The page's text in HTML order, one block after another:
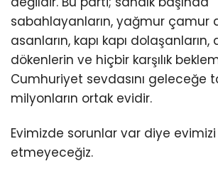
sabahlayanların, yağmur çamur
asanların, kapı kapı dolaşanların,
dökenlerin ve hiçbir karşılık
Cumhuriyet sevdasını geleceğe
milyonların ortak evidir.
Evimizde sorunlar var diye
etmeyeceğiz.